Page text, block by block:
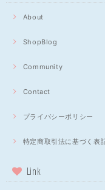
About
ShopBlog
Community
Contact
プライバシーポリシー
特定商取引法に基づく表
Link